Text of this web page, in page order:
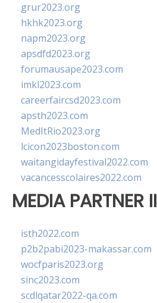
grur2023.org
hkhk2023.org
napm2023.org
apsdfd2023.org
forumausape2023.com
imkl2023.com
careerfaircsd2023.com
apsth2023.com
MedItRio2023.org
lcicon2023boston.com
waitangidayfestival2022.com
vacancesscolaires2022.com
MEDIA PARTNER II
isth2022.com
p2b2pabi2023-makassar.com
wocfparis2023.org
sinc2023.com
scdlqatar2022-qa.com